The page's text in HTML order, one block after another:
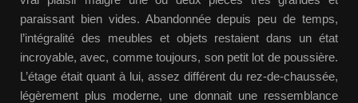
paraissant bien vides. Abandonnée depuis peu de temps,
l’intégralité des meubles et objets restaient dans un état
incroyable, avec, comme toujours, son petit lot de poussière.
L’étage était quant à lui, assez différent du rez-de-chaussée,
légèrement plus moderne, une donnait une ressemblance